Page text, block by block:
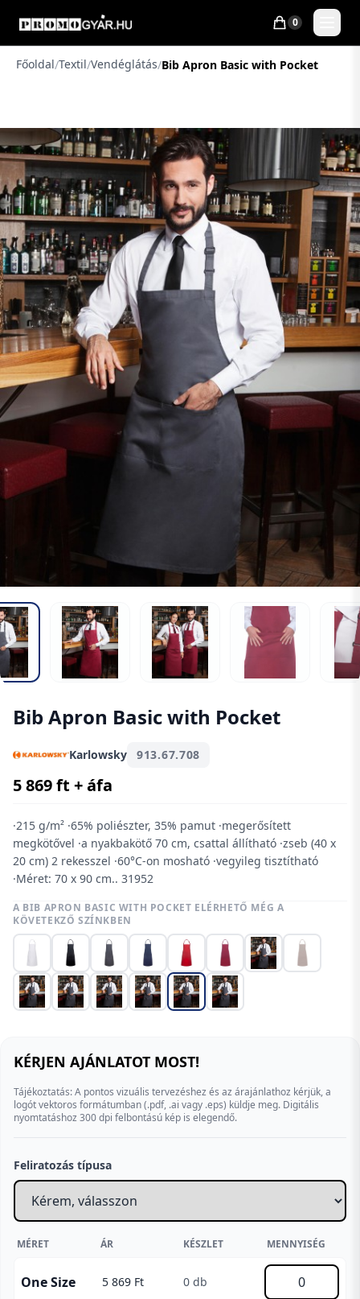
0
Főoldal/Textil/Vendéglátás/Bib Apron Basic with Pocket
Bib Apron Basic with Pocket
Karlowsky 913.67.708
5 869 ft + áfa
·215 g/m² ·65% poliészter, 35% pamut ·megerősített
megkötővel ·a nyakbakötő 70 cm, csattal állítható ·zseb (40 x
20 cm) 2 rekesszel ·60°C-on mosható ·vegyileg tisztítható
·Méret: 70 x 90 cm.. 31952
A BIB APRON BASIC WITH POCKET ELÉRHETŐ MÉG A
KÖVETEKZŐ SZÍNKBEN
KÉRJEN AJÁNLATOT MOST!
Tájékoztatás: A pontos vizuális tervezéshez és az árajánlathoz kérjük, a
logót vektoros formátumban (.pdf, .ai vagy .eps) küldje meg. Digitális
nyomtatáshoz 300 dpi felbontású kép is elegendő.
Feliratozás típusa
MÉRET ÁR KÉSZLET MENNYISÉG
One Size 5 869 Ft 0 db